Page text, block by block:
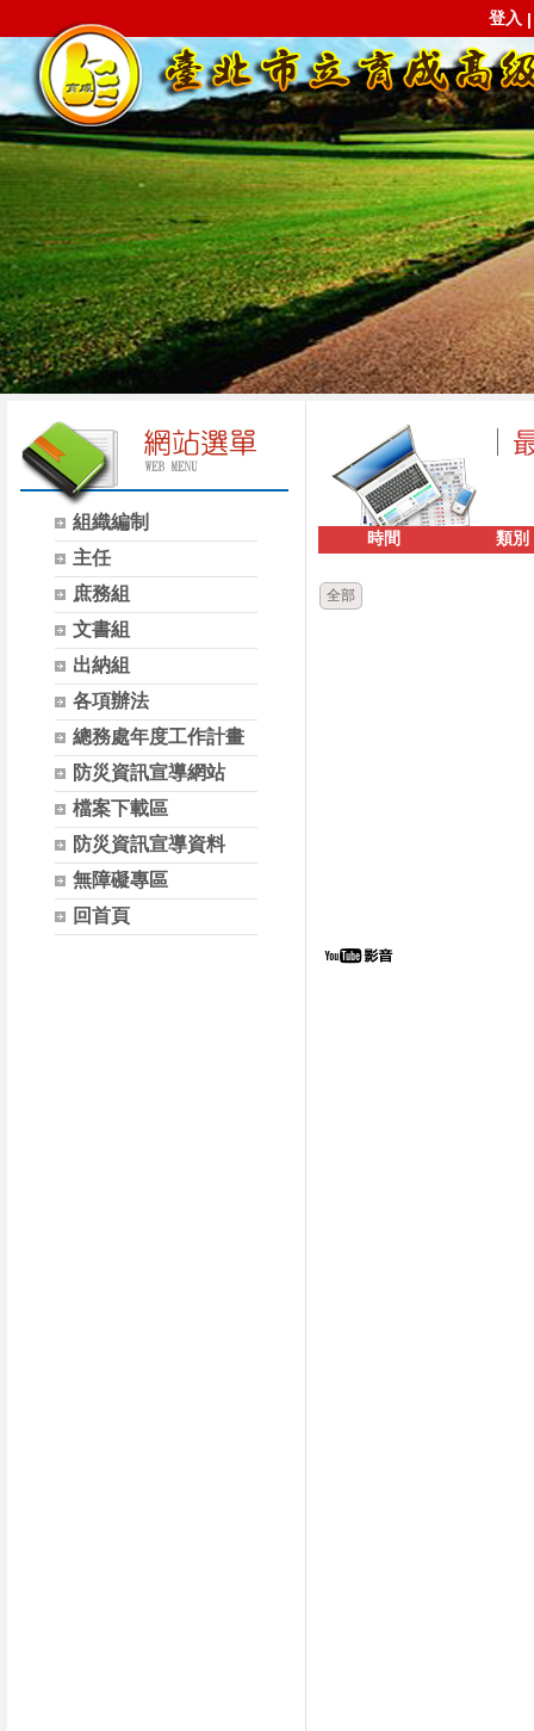
登入
組織編制
主任
庶務組
文書組
出納組
各項辦法
總務處年度工作計畫
防災資訊宣導網站
檔案下載區
防災資訊宣導資料
無障礙專區
回首頁
時間 類別
全部